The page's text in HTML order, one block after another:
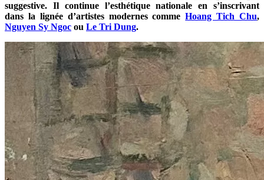
suggestive. Il continue l’esthétique nationale en s’inscrivant
dans la lignée d’artistes modernes commeHoang Tich Chu,
Nguyen Sy Ngoc ou Le Tri Dung.